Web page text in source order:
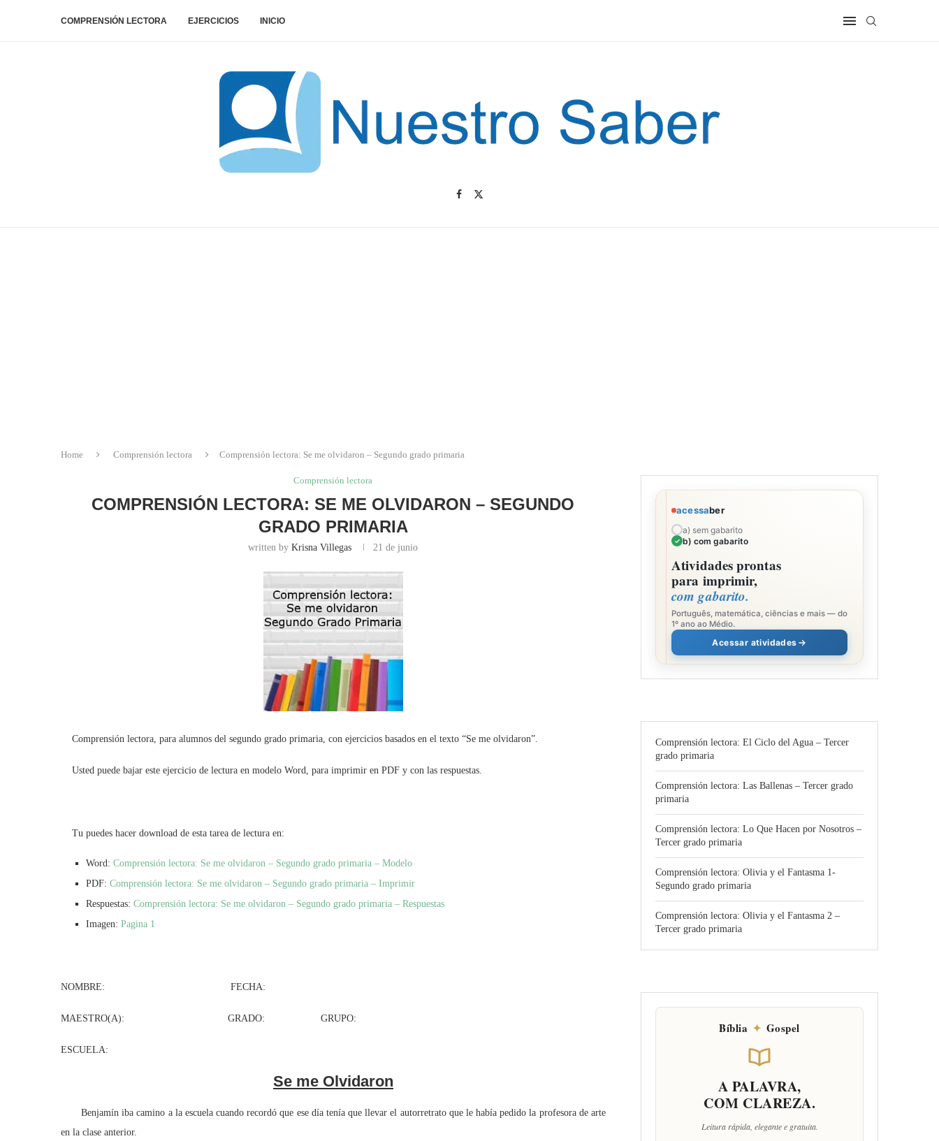
COMPRENSIÓN LECTORA EJERCICIOS INICIO
Home Comprensión lectora Comprensión lectora: Se me olvidaron – Segundo grado primaria
Comprensión lectora
COMPRENSIÓN LECTORA: SE ME OLVIDARON – SEGUNDO
GRADO PRIMARIA
written byKrisna Villegas 21 de junio
Comprensión lectora, para alumnos del segundo grado primaria, con ejercicios basados en el texto “Se me olvidaron”.
Usted puede bajar este ejercicio de lectura en modelo Word, para imprimir en PDF y con las respuestas.
Tu puedes hacer download de esta tarea de lectura en:
Word: Comprensión lectora: Se me olvidaron – Segundo grado primaria – Modelo
PDF: Comprensión lectora: Se me olvidaron – Segundo grado primaria – Imprimir
Respuestas: Comprensión lectora: Se me olvidaron – Segundo grado primaria – Respuestas
Imagen: Pagina 1
NOMBRE: FECHA:
MAESTRO(A): GRADO: GRUPO:
ESCUELA:
Se me Olvidaron
Benjamín iba camino a la escuela cuando recordó que ese día tenía que llevar el autorretrato que le había pedido la profesora de arte
en la clase anterior.
acessaber
a) sem gabarito
b) com gabarito
Atividades prontas
para imprimir,
com gabarito.
Português, matemática, ciências e mais — do
1º ano ao Médio.
Acessar atividades
Comprensión lectora: El Ciclo del Agua – Tercer
grado primaria
Comprensión lectora: Las Ballenas – Tercer grado
primaria
Comprensión lectora: Lo Que Hacen por Nosotros –
Tercer grado primaria
Comprensión lectora: Olivia y el Fantasma 1-
Segundo grado primaria
Comprensión lectora: Olivia y el Fantasma 2 –
Tercer grado primaria
Bíblia ✦ Gospel
A PALAVRA,
COM CLAREZA.
Leitura rápida, elegante e gratuita.